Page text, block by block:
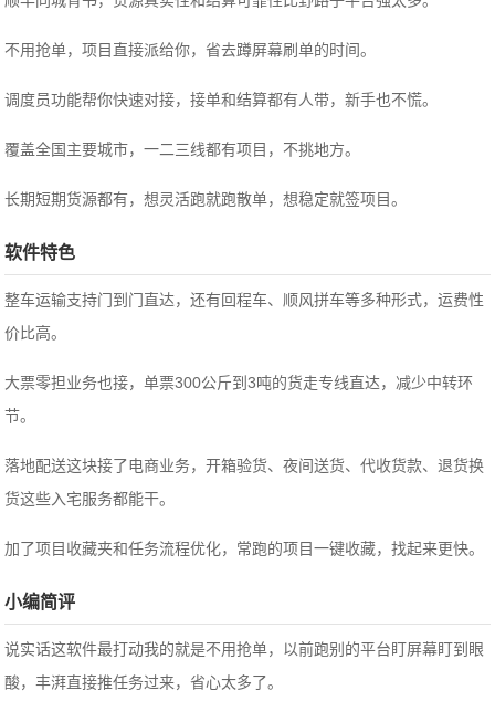
不用抢单，项目直接派给你，省去蹲屏幕刷单的时间。
调度员功能帮你快速对接，接单和结算都有人带，新手也不慌。
覆盖全国主要城市，一二三线都有项目，不挑地方。
长期短期货源都有，想灵活跑就跑散单，想稳定就签项目。
软件特色
整车运输支持门到门直达，还有回程车、顺风拼车等多种形式，运费性
价比高。
大票零担业务也接，单票300公斤到3吨的货走专线直达，减少中转环
节。
落地配送这块接了电商业务，开箱验货、夜间送货、代收货款、退货换
货这些入宅服务都能干。
加了项目收藏夹和任务流程优化，常跑的项目一键收藏，找起来更快。
小编简评
说实话这软件最打动我的就是不用抢单，以前跑别的平台盯屏幕盯到眼
酸，丰湃直接推任务过来，省心太多了。